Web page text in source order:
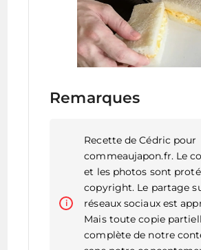
Remarques
Recette de Cédric pour
commeaujapon.fr. Le
et les photos sont
copyright. Le partage
réseaux sociaux est
Mais toute copie
complète de notre